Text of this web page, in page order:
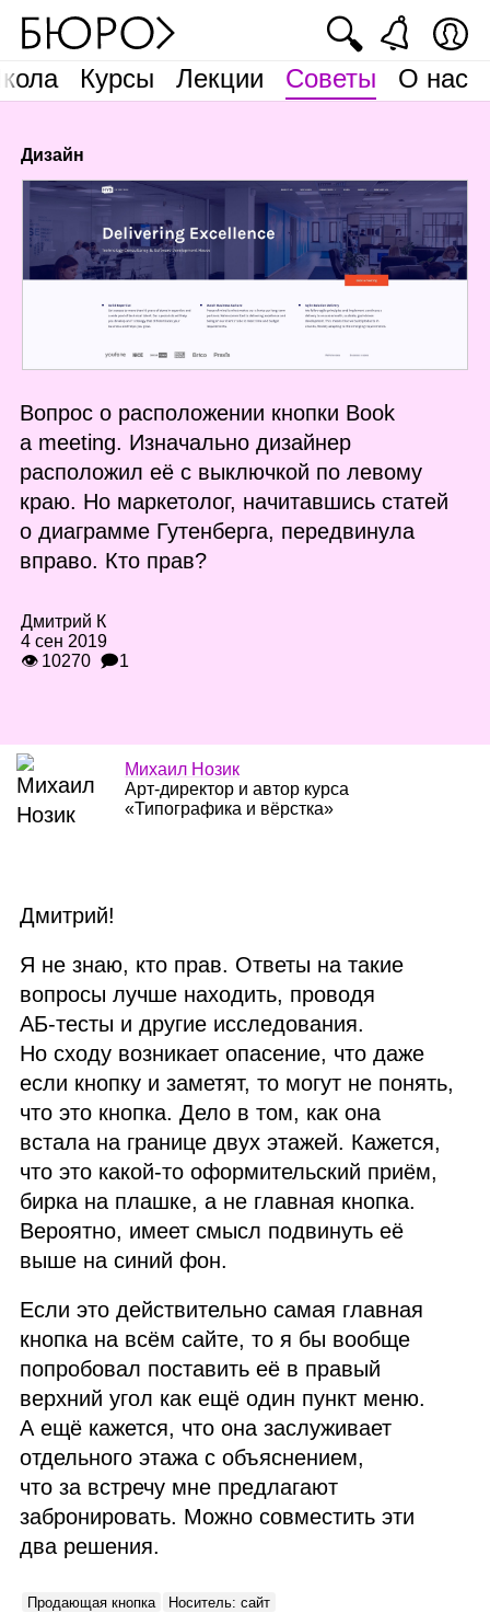
Курсы Лекции Советы О нас
🔍
Дизайн
Вопрос о расположении кнопки Book
a meeting. Изначально дизайнер
расположил её с выключкой по левому
краю. Но маркетолог, начитавшись статей
о диаграмме Гутенберга, передвинула
вправо. Кто прав?
Дмитрий К
4 сен 2019
👁 10270 🗩1
Михаил Нозик
Арт‑директор и автор курса
«Типографика и вёрстка»
Дмитрий!
Я не знаю, кто прав. Ответы на такие
вопросы лучше находить, проводя
АБ‑тесты и другие исследования.
Но сходу возникает опасение, что даже
если кнопку и заметят, то могут не понять,
что это кнопка. Дело в том, как она
встала на границе двух этажей. Кажется,
что это какой‑то оформительский приём,
бирка на плашке, а не главная кнопка.
Вероятно, имеет смысл подвинуть её
выше на синий фон.
Если это действительно самая главная
кнопка на всём сайте, то я бы вообще
попробовал поставить её в правый
верхний угол как ещё один пункт меню.
А ещё кажется, что она заслуживает
отдельного этажа с объяснением,
что за встречу мне предлагают
забронировать. Можно совместить эти
два решения.
Продающая кнопка Носитель: сайт